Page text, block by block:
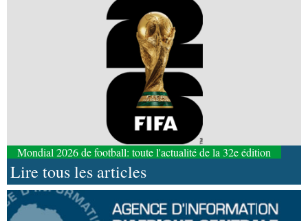
Mondial 2026 de football: toute l'actualité de la 32e édition
Lire tous les articles